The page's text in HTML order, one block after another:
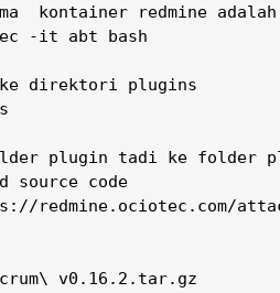
kontainer redmine
-it abt bash
direktori plugins
plugin tadi ke folder
source code
redmine.ociotec.com/
v0.16.2.tar.gz